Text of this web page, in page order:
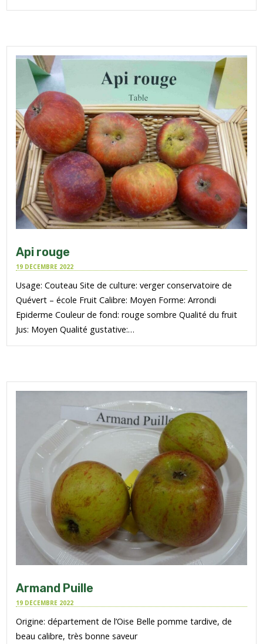
Api rouge
19 DÉCEMBRE 2022
Usage: Couteau Site de culture: verger conservatoire de
Quévert – école Fruit Calibre: Moyen Forme: Arrondi
Epiderme Couleur de fond: rouge sombre Qualité du fruit
Jus: Moyen Qualité gustative:…
Armand Puille
19 DÉCEMBRE 2022
Origine: département de l’Oise Belle pomme tardive, de
beau calibre, très bonne saveur